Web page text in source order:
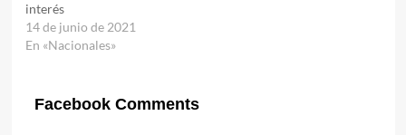
interés
14 de junio de 2021
En «Nacionales»
Facebook Comments